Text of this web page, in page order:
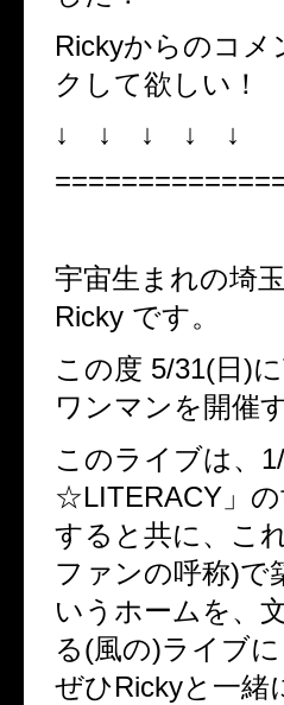
Rickyからのコ
クして欲しい！
↓ ↓ ↓ ↓ ↓
宇宙生まれの埼
Ricky です。
この度 5/31(日)
ワンマンを開催
このライブは、
☆LITERACY」
すると共に、こ
ファンの呼称)で
いうホームを、
る(風の)ライブ
ぜひRickyと一緒